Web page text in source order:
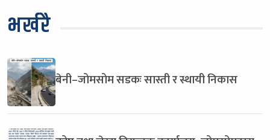
भर्खरै
बेनी–जोमसोम सडकः सास्ती र स्थायी निकास